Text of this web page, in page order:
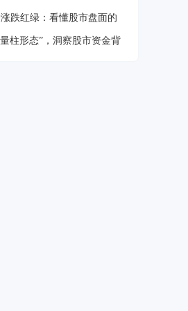
跌红绿：看懂股市盘面的
柱形态”，洞察股市资金背